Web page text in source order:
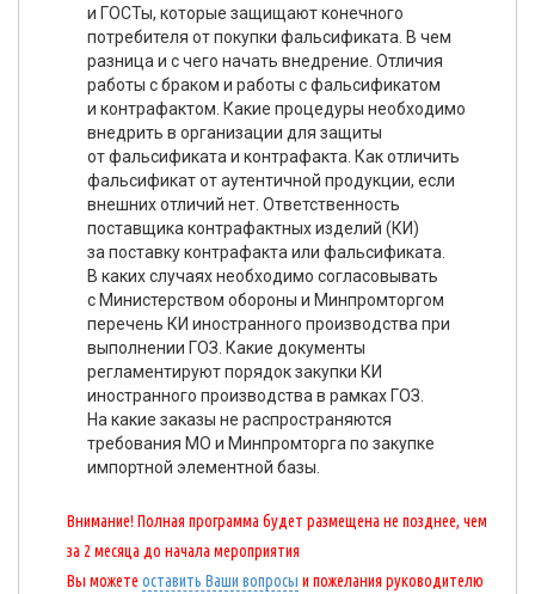
и ГОСТы, которые защищают конечного
потребителя от покупки фальсификата. В чем
разница и с чего начать внедрение. Отличия
работы с браком и работы с фальсификатом
и контрафактом. Какие процедуры необходимо
внедрить в организации для защиты
от фальсификата и контрафакта. Как отличить
фальсификат от аутентичной продукции, если
внешних отличий нет. Ответственность
поставщика контрафактных изделий (КИ)
за поставку контрафакта или фальсификата.
В каких случаях необходимо согласовывать
с Министерством обороны и Минпромторгом
перечень КИ иностранного производства при
выполнении ГОЗ. Какие документы
регламентируют порядок закупки КИ
иностранного производства в рамках ГОЗ.
На какие заказы не распространяются
требования МО и Минпромторга по закупке
импортной элементной базы.
Внимание! Полная программа будет размещена не позднее, чем
за 2 месяца до начала мероприятия
Вы можете оставить Ваши вопросы и пожелания руководителю